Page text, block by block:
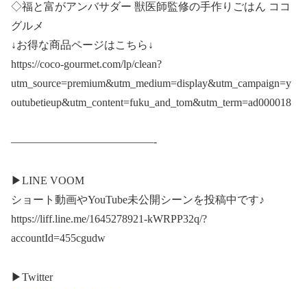
◇福と富がアンバサダー 獣医師監修の手作りごはん ココ
グルメ
↓お得な商品ページはこちら↓
https://coco-gourmet.com/lp/clean?
utm_source=premium&utm_medium=display&utm_campaign=y
outubetieup&utm_content=fuku_and_tom&utm_term=ad000018
—————————————-
▶︎LINE VOOM
ショート動画やYouTube未公開シーンを投稿中です♪
https://liff.line.me/1645278921-kWRPP32q/?
accountId=455cgudw
▶︎Twitter